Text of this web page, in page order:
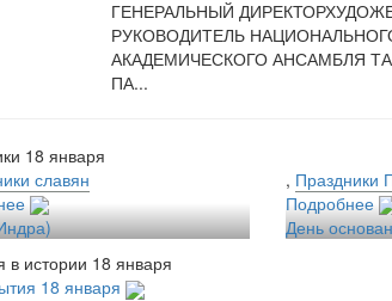
ГЕНЕРАЛЬНЫЙ
РУКОВОДИТЕЛЬ
АКАДЕМИЧЕСКОГО АНСАМБЛЯ
ПА...
18 января
славян
, Праздники
Подробнее
День
в истории 18 января
18 января